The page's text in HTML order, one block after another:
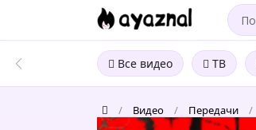
Все видео ТВ
/ Видео / Передачи /